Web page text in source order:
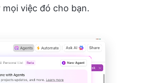
mọi việc đó cho bạn.